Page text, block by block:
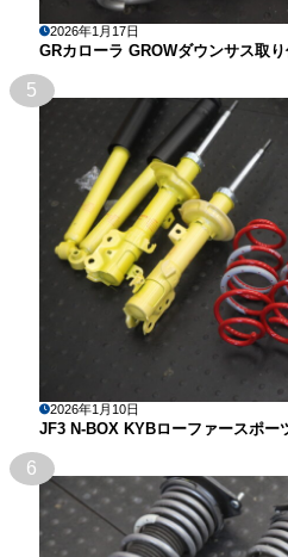
2026年1月17日
GRカローラ GROWダウンサス取
5
2026年1月10日
JF3 N-BOX KYBローファースポー
6